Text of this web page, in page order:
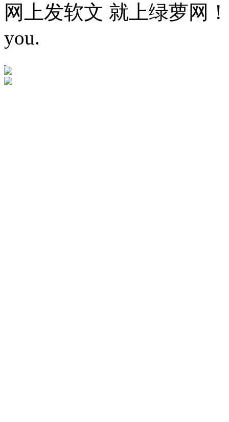
网上发软文 就上绿萝网！
you.